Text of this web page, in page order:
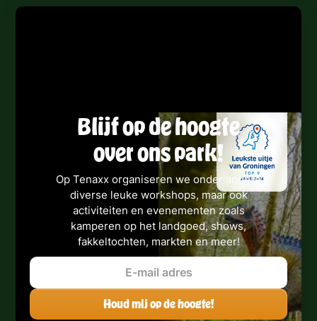
Blijf op de hoogte
over ons park!
Op Tenaxx organiseren we onder andere
diverse leuke workshops, maar ook
activiteiten en evenementen zoals
kamperen op het landgoed, shows,
fakkeltochten, markten en meer!